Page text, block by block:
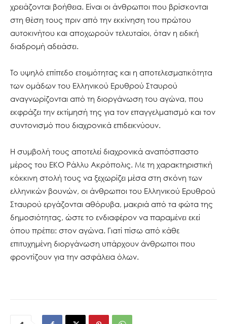
χρειάζονται βοήθεια. Είναι οι άνθρωποι που βρίσκονται
στη θέση τους πριν από την εκκίνηση του πρώτου
αυτοκινήτου και αποχωρούν τελευταίοι, όταν η ειδική
διαδρομή αδειάσει.
Το υψηλό επίπεδο ετοιμότητας και η αποτελεσματικότητα
των ομάδων του Ελληνικού Ερυθρού Σταυρού
αναγνωρίζονται από τη διοργάνωση του αγώνα, που
εκφράζει την εκτίμησή της για τον επαγγελματισμό και τον
συντονισμό που διαχρονικά επιδεικνύουν.
Η συμβολή τους αποτελεί διαχρονικά αναπόσπαστο
μέρος του ΕΚΟ Ράλλυ Ακρόπολις. Με τη χαρακτηριστική
κόκκινη στολή τους να ξεχωρίζει μέσα στη σκόνη των
ελληνικών βουνών, οι άνθρωποι του Ελληνικού Ερυθρού
Σταυρού εργάζονται αθόρυβα, μακριά από τα φώτα της
δημοσιότητας, ώστε το ενδιαφέρον να παραμένει εκεί
όπου πρέπει: στον αγώνα. Γιατί πίσω από κάθε
επιτυχημένη διοργάνωση υπάρχουν άνθρωποι που
φροντίζουν για την ασφάλεια όλων.